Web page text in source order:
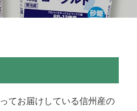
てお届けしている信州産の